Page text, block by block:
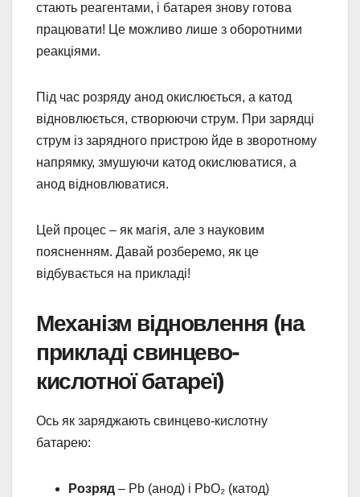
стають реагентами, і батарея знову готова
працювати! Це можливо лише з оборотними
реакціями.
Під час розряду анод окислюється, а катод
відновлюється, створюючи струм. При зарядці
струм із зарядного пристрою йде в зворотному
напрямку, змушуючи катод окислюватися, а
анод відновлюватися.
Цей процес – як магія, але з науковим
поясненням. Давай розберемо, як це
відбувається на прикладі!
Механізм відновлення (на
прикладі свинцево-
кислотної батареї)
Ось як заряджають свинцево-кислотну
батарею:
Розряд – Pb (анод) і PbO₂ (катод)